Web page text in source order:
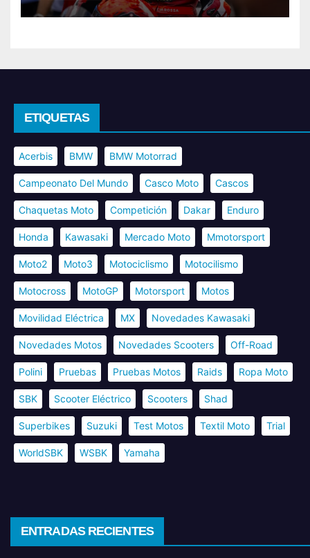
ETIQUETAS
Acerbis BMW BMW Motorrad
Campeonato Del Mundo Casco Moto Cascos
Chaquetas Moto Competición Dakar Enduro
Honda Kawasaki Mercado Moto Mmotorsport
Moto2 Moto3 Motociclismo Motocilismo
Motocross MotoGP Motorsport Motos
Movilidad Eléctrica MX Novedades Kawasaki
Novedades Motos Novedades Scooters Off-Road
Polini Pruebas Pruebas Motos Raids Ropa Moto
SBK Scooter Eléctrico Scooters Shad
Superbikes Suzuki Test Motos Textil Moto Trial
WorldSBK WSBK Yamaha
ENTRADAS RECIENTES